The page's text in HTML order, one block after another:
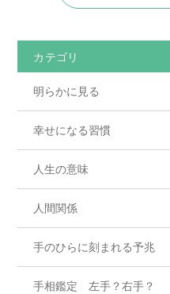
カテゴリ
明らかに見る
幸せになる習慣
人生の意味
人間関係
手のひらに刻まれる予兆
手相鑑定 左手？右手？